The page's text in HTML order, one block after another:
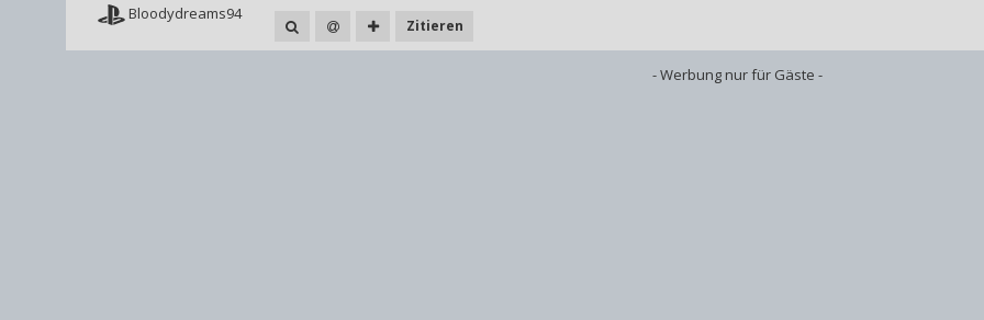
Bloodydreams94
Zitieren
- Werbung nur für Gäste -